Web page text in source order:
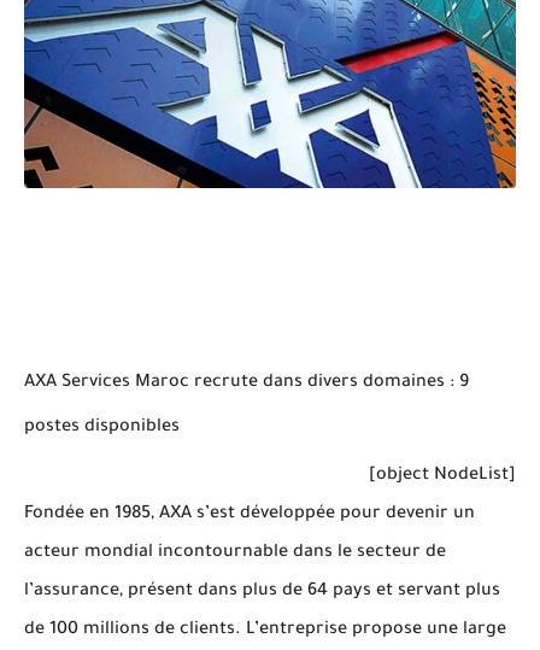
AXA Services Maroc recrute dans divers domaines : 9
postes disponibles
[object NodeList]
Fondée en 1985, AXA s’est développée pour devenir un
acteur mondial incontournable dans le secteur de
l’assurance, présent dans plus de 64 pays et servant plus
de 100 millions de clients. L’entreprise propose une large